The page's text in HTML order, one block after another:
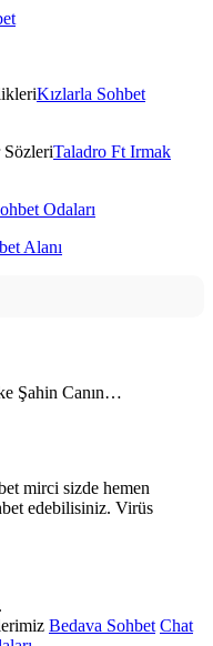
Kızlarla Sohbet
Taladro Ft Irmak
Odaları
Alanı
Şahin Canın…
mirci sizde hemen
edebilisiniz. Virüs
Bedava Sohbet Chat